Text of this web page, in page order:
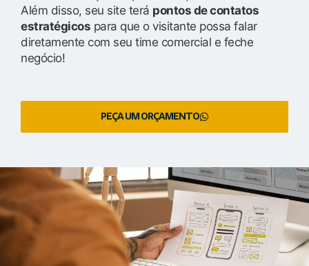
Além disso, seu site terá pontos de contatos
estratégicos para que o visitante possa falar
diretamente com seu time comercial e feche
negócio!
PEÇA UM ORÇAMENTO